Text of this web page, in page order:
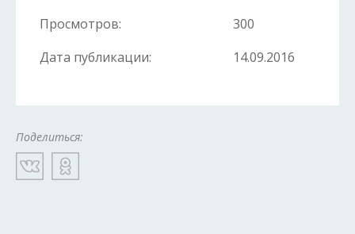
Просмотров:
300
Дата публикации:
14.09.2016
Поделиться: